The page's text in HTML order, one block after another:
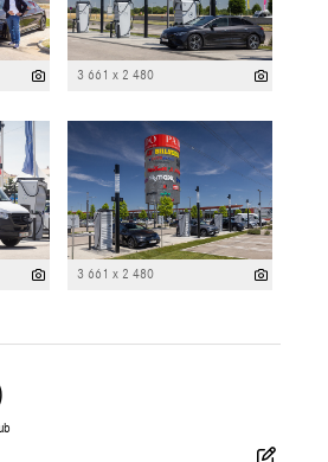
3 661 x 2 480
3 661 x 2 480